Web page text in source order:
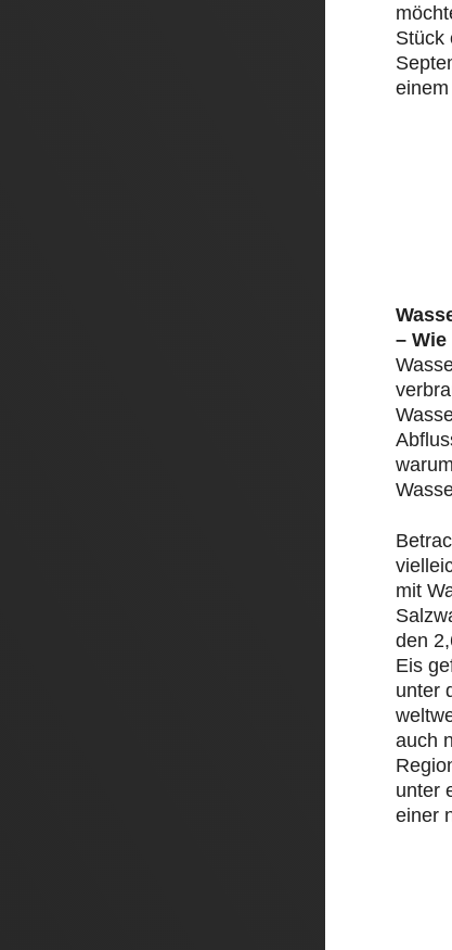
Stück
–
mit
den
Eis
unter
auch
unter
einer